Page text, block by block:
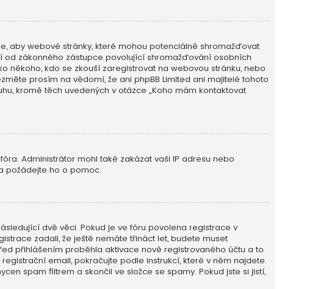
aby webové stránky, které mohou potenciálně shromažďovat
od zákonného zástupce povolující shromažďování osobních
někoho, kdo se zkouší zaregistrovat na webovou stránku, nebo
prosím na vědomí, že ani phpBB Limited ani majitelé tohoto
kromě těch uvedených v otázce „Koho mám kontaktovat
Administrátor mohl také zakázat vaši IP adresu nebo
požádejte ho o pomoc.
dvě věci. Pokud je ve fóru povolena registrace v
zadali, že ještě nemáte třináct let, budete muset
přihlášením proběhla aktivace nově registrovaného účtu a to
email, pokračujte podle instrukcí, které v něm najdete.
spam filtrem a skončil ve složce se spamy. Pokud jste si jistí,